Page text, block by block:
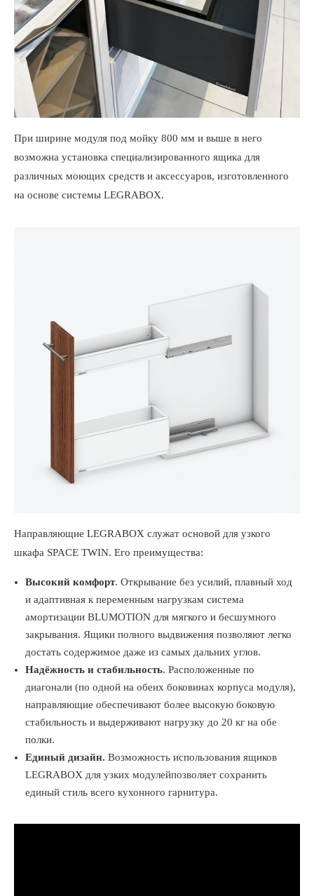
При ширине модуля под мойку 800 мм и выше в него
возможна установка специализированного ящика для
различных моющих средств и аксессуаров, изготовленного
на основе системы LEGRABOX.
Направляющие LEGRABOX служат основой для узкого
шкафа SPACE TWIN. Его преимущества:
Высокий комфорт. Открывание без усилий, плавный ход
и адаптивная к переменным нагрузкам система
амортизации BLUMOTION для мягкого и бесшумного
закрывания. Ящики полного выдвижения позволяют легко
достать содержимое даже из самых дальних углов.
Надёжность и стабильность. Расположенные по
диагонали (по одной на обеих боковинах корпуса модуля),
направляющие обеспечивают более высокую боковую
стабильность и выдерживают нагрузку до 20 кг на обе
полки.
Единый дизайн. Возможность использования ящиков
LEGRABOX для узких модулейпозволяет сохранить
единый стиль всего кухонного гарнитура.